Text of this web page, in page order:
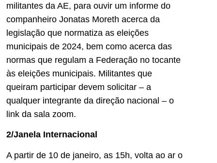
militantes da AE, para ouvir um informe do
companheiro Jonatas Moreth acerca da
legislação que normatiza as eleições
municipais de 2024, bem como acerca das
normas que regulam a Federação no tocante
às eleições municipais. Militantes que
queiram participar devem solicitar – a
qualquer integrante da direção nacional – o
link da sala zoom.
2/Janela Internacional
A partir de 10 de janeiro, as 15h, volta ao ar o